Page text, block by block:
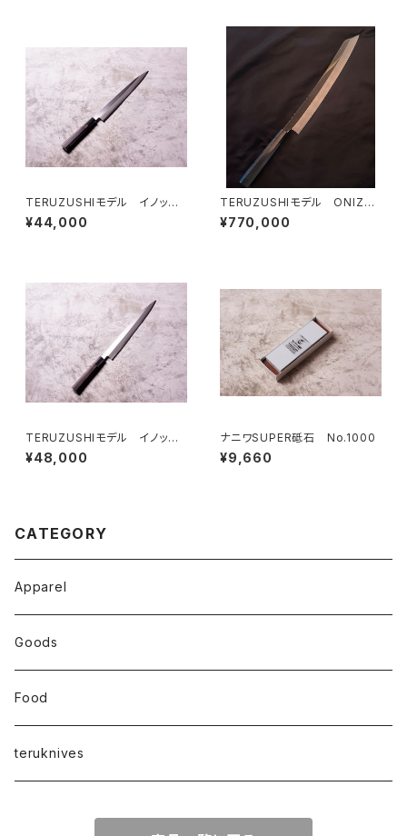
TERUZUSHIモデル イノック
ス正夫 黒檀柄 270
¥44,000
TERUZUSHIモデル ONIZO
RI 剣型 390
¥770,000
TERUZUSHIモデル イノック
ス正夫 黒檀柄 300
¥48,000
ナニワSUPER砥石 No.1000
¥9,660
CATEGORY
Apparel
Goods
Food
teruknives